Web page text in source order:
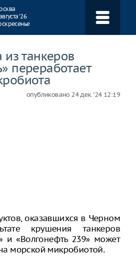
‘26
из танкеров
переработает
опубликовано 24 дек. ‘24 12:19
оказавшихся в Черном
крушения танкеров
и «Волгонефть 239» может
морской микробиотой.